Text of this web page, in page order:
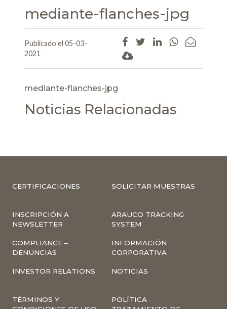
mediante-flanches-jpg
Publicado el 05-03-
2021
mediante-flanches-jpg
Noticias Relacionadas
CERTIFICACIONES SOLICITAR MUESTRAS
INSCRIPCIÓN A
NEWSLETTER
ARAUCO TRACKING
SYSTEM
COMPLIANCE –
DENUNCIAS
INFORMACIÓN
CORPORATIVA
INVESTOR RELATIONS NOTICIAS
TÉRMINOS Y
POLÍTICA